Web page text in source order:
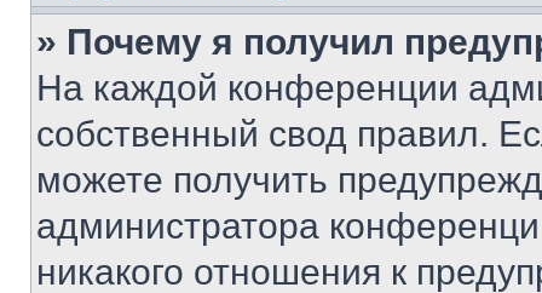
» Почему я получил
На каждой конференции
собственный свод правил.
можете получить
администратора
никакого отношения к